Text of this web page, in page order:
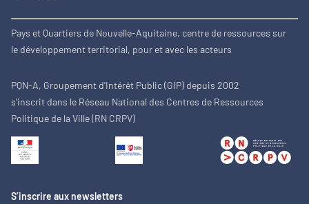
Pays et Quartiers de Nouvelle-Aquitaine, centre de ressources sur
le développement territorial, pour et avec les acteurs
PQN-A, Groupement d'Intérêt Public (GIP) depuis 2002
s'inscrit dans le Réseau National des Centres de Ressources
Politique de la Ville (RN CRPV)
S’inscrire aux newsletters